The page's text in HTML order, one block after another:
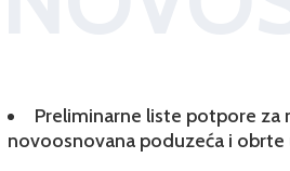
Preliminarne liste potpore za
novoosnovana poduzeća i obrte